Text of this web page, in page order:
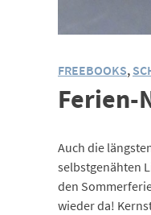
FREEBOOKS,
Ferien-
Auch die
selbstgenähten
den
wieder da!